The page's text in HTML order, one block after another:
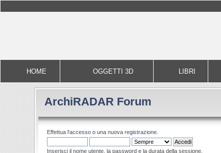
HOME OGGETTI 3D LIBRI
ArchiRADAR Forum
Effettua l'accesso o una nuovaregistrazione.
Inserisci il nome utente, la password e la durata della sessione.